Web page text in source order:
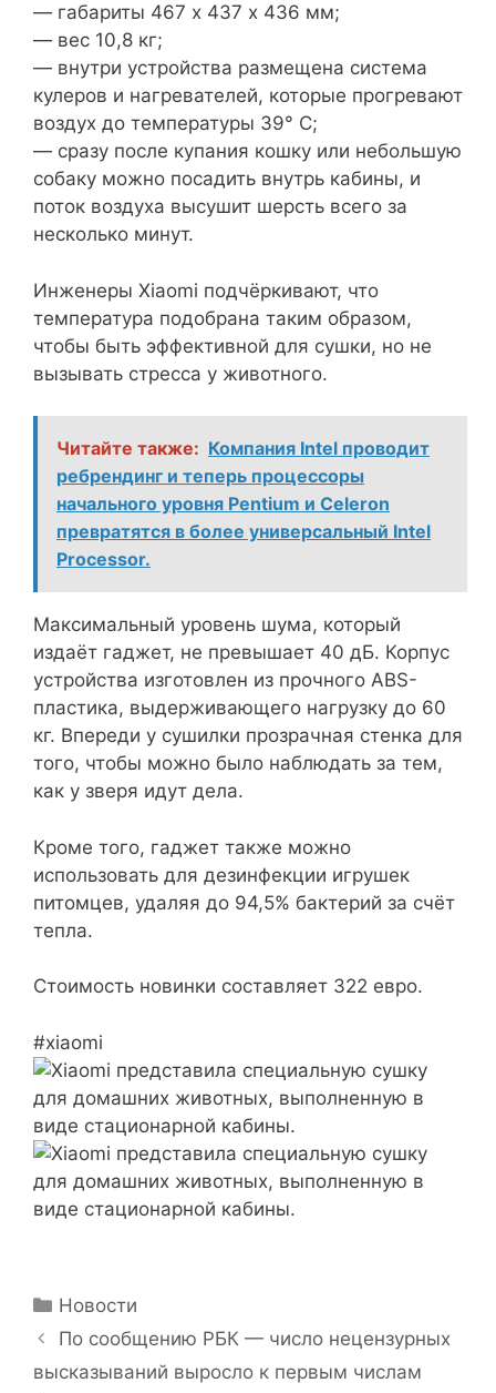
— габариты 467 х 437 х 436 мм;
— вес 10,8 кг;
— внутри устройства размещена система
кулеров и нагревателей, которые прогревают
воздух до температуры 39° С;
— сразу после купания кошку или небольшую
собаку можно посадить внутрь кабины, и
поток воздуха высушит шерсть всего за
несколько минут.
Инженеры Xiaomi подчёркивают, что
температура подобрана таким образом,
чтобы быть эффективной для сушки, но не
вызывать стресса у животного.
Читайте также: Компания Intel проводит
ребрендинг и теперь процессоры
начального уровня Pentium и Celeron
превратятся в более универсальный Intel
Processor.
Максимальный уровень шума, который
издаёт гаджет, не превышает 40 дБ. Корпус
устройства изготовлен из прочного ABS-
пластика, выдерживающего нагрузку до 60
кг. Впереди у сушилки прозрачная стенка для
того, чтобы можно было наблюдать за тем,
как у зверя идут дела.
Кроме того, гаджет также можно
использовать для дезинфекции игрушек
питомцев, удаляя до 94,5% бактерий за счёт
тепла.
Стоимость новинки составляет 322 евро.
#xiaomi
Рубрики
Новости
По сообщению РБК — число нецензурных
высказываний выросло к первым числам